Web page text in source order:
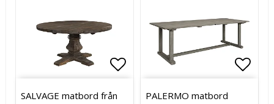
Lägg till i favoritlistan
SALVAGE matbord från
PALERMO matbord